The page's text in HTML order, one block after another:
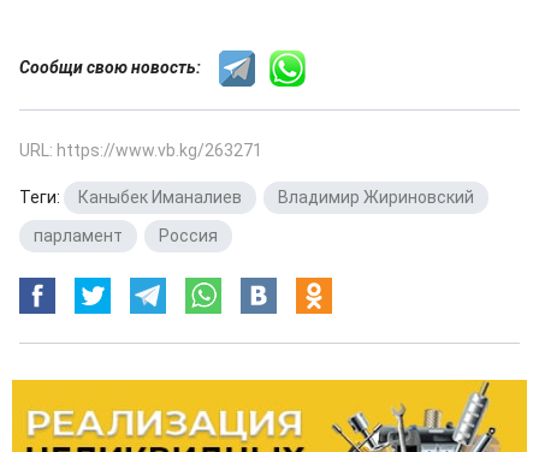
Сообщи свою новость:
URL: https://www.vb.kg/263271
Теги: Каныбек Иманалиев Владимир Жириновский
парламент
Россия